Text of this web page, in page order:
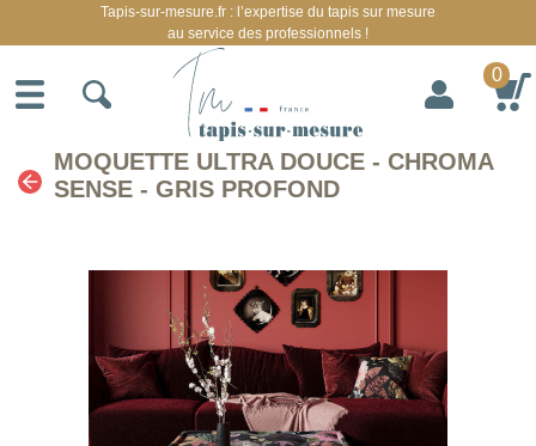
MOQUETTE ULTRA DOUCE - CHROMA
SENSE - GRIS PROFOND
Tapis-sur-mesure.fr : l’expertise du tapis sur mesure
au service des professionnels !
0